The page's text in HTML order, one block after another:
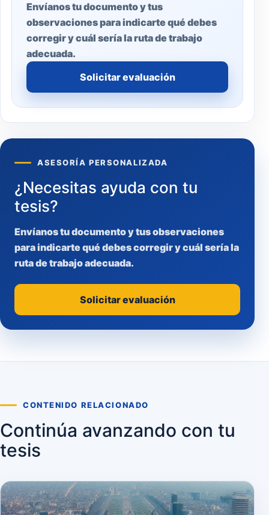
Envíanos tu documento y tus
observaciones para indicarte qué debes
corregir y cuál sería la ruta de trabajo
adecuada.
Solicitar evaluación
ASESORÍA PERSONALIZADA
¿Necesitas ayuda con tu
tesis?
Envíanos tu documento y tus observaciones
para indicarte qué debes corregir y cuál sería la
ruta de trabajo adecuada.
Solicitar evaluación
CONTENIDO RELACIONADO
Continúa avanzando con tu
tesis